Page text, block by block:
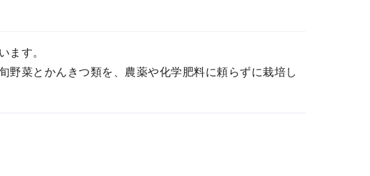
ます。
菜とかんきつ類を、農薬や化学肥料に頼らずに栽培し